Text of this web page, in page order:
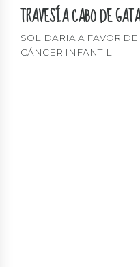
TRAVESÍA CABO DE
SOLIDARIA A FAVOR DE
CÁNCER INFANTIL